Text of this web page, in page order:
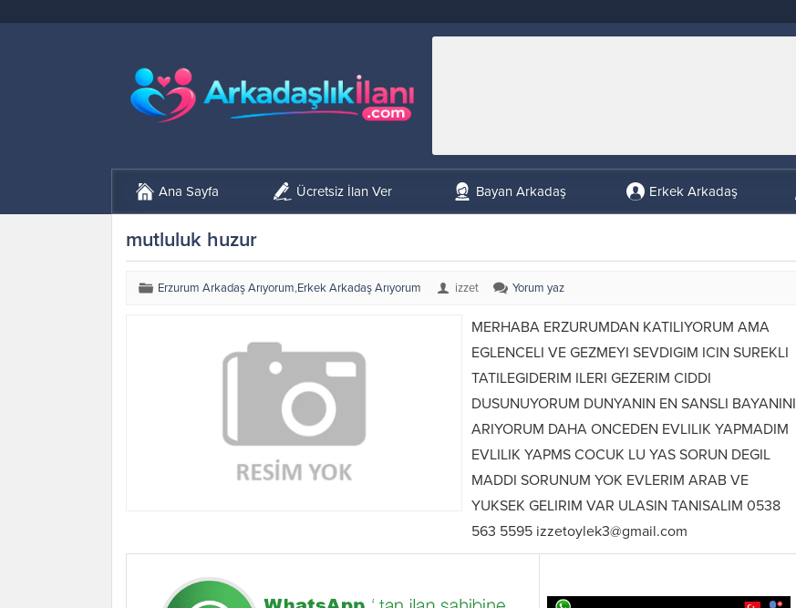
Ana Sayfa Ücretsiz İlan Ver Bayan Arkadaş Erkek Arkadaş
mutluluk huzur
Erzurum Arkadaş Arıyorum,Erkek Arkadaş Arıyorum izzet Yorum yaz
MERHABA ERZURUMDAN KATILIYORUM AMA
EGLENCELI VE GEZMEYI SEVDIGIM ICIN SUREKLI
TATILEGIDERIM ILERI GEZERIM CIDDI
DUSUNUYORUM DUNYANIN EN SANSLI BAYANINI
ARIYORUM DAHA ONCEDEN EVLILIK YAPMADIM
EVLILIK YAPMS COCUK LU YAS SORUN DEGIL
MADDI SORUNUM YOK EVLERIM ARAB VE
YUKSEK GELIRIM VAR ULASIN TANISALIM 0538
563 5595 izzetoylek3@gmail.com